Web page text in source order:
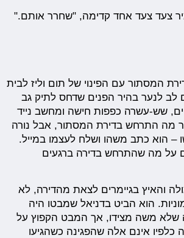
צעד צעד אחד קדימה, "שחרר אותם."
המסתור עם הפינוי של תום וליז לבית
לב לנער בהיר הפנים שדחס לתיק גב
שש-עשרה כפפות חישה ומחשב נייד
מה התרחש בדירת המסתור, אבל נורה
הוא כתב משהו ושלח לעצמו במייל.
על מה שהתרחש בדירה ברגעים
והאיץ בגיימרים לצאת מהדירה, לא
הוא הביט בדניאל שמבטו היה
שלא משה מצידו, אך המבט הקפוץ על
כלפיו אינם אלה שהפגינה כשהגיעו